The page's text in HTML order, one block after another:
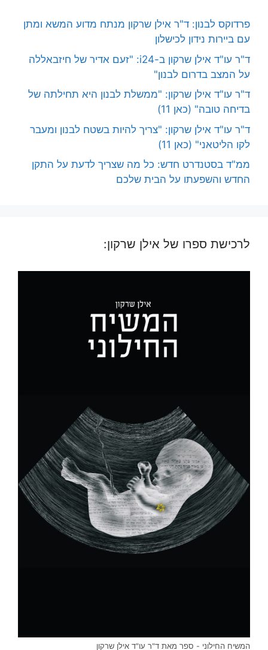
פרדוקס לבנון: ד"ר אילן שרקון מנתח מדוע המשא ומתן
עם ביירות נידון לכישלון
ד"ר עו"ד אילן שרקון ב-i24: "זעם אדיר של חיזבאללה
על המצב בדרום לבנון"
ד"ר עו"ד אילן שרקון: "ממשלת לבנון היא תחילתה של
בדיחה טובה" (כאן 11)
ד"ר עו"ד אילן שרקון: "צריך להיות בשטח לבנון ומעבר
לקו הליטאני" (כאן 11)
ממ"ד בסטנדרט חדש: כל מה שצריך לדעת על התקן
החדש והשפעתו על הבית שלכם
לרכישת ספרו של אילן שרקון:
המשיח החילוני - ספר מאת ד"ר עו"ד אילן שרקון